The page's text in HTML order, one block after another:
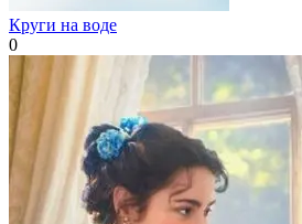
Круги на воде
0